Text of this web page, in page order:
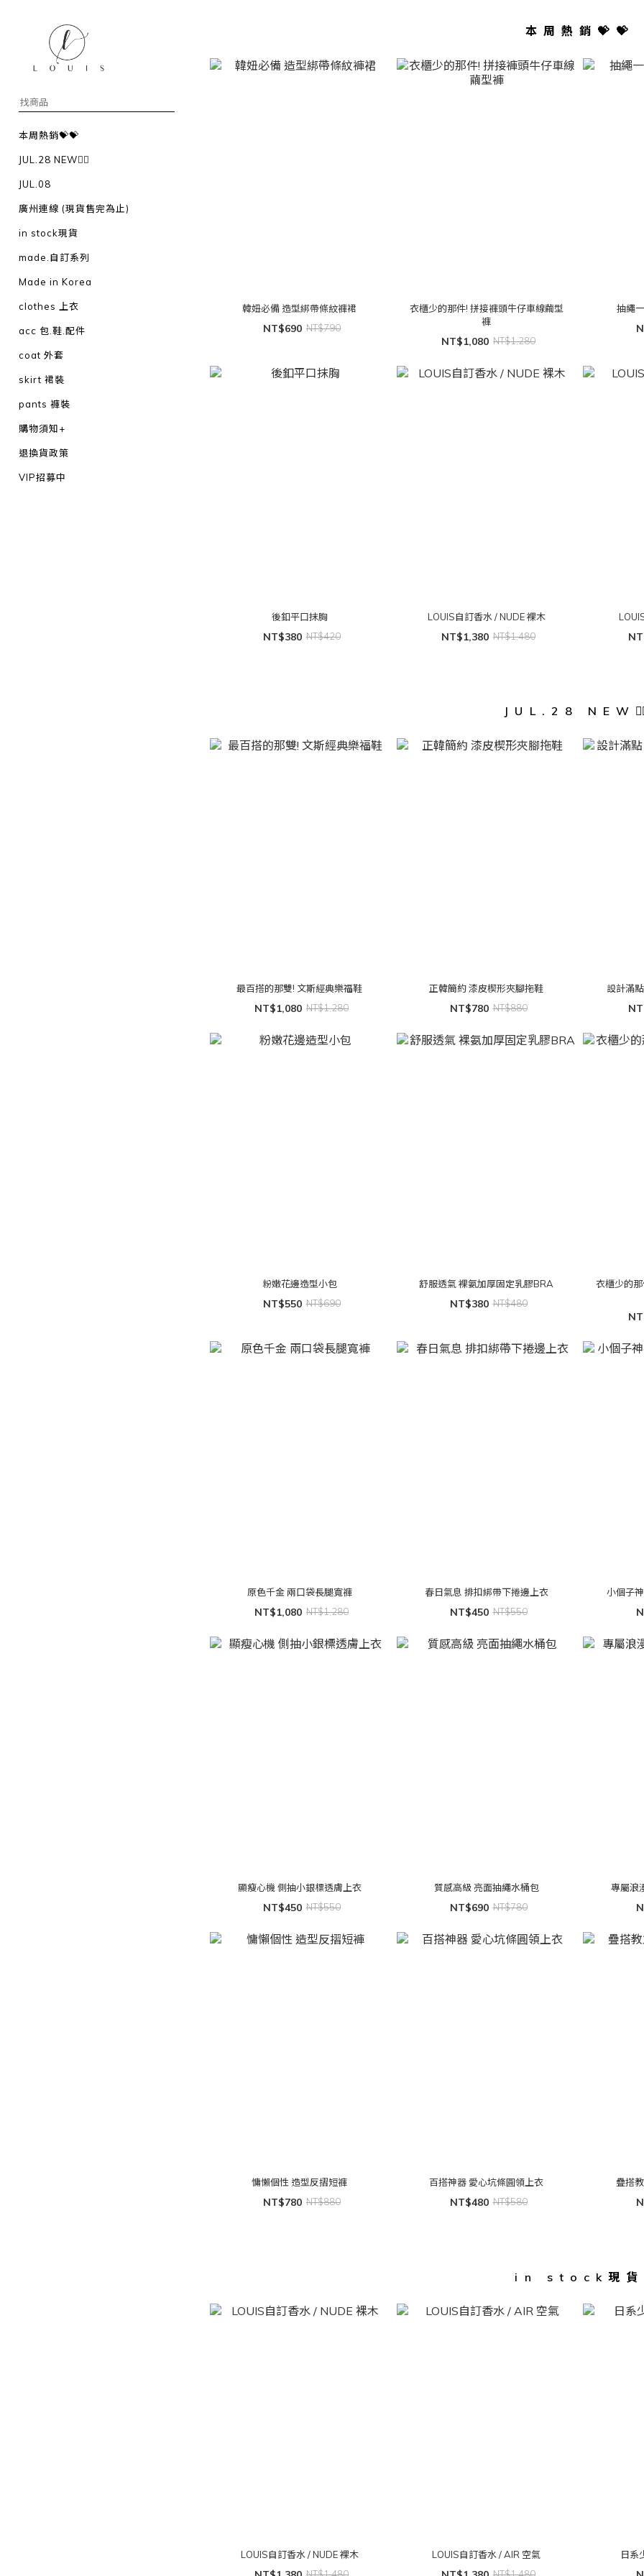
本周熱銷💝💝
JUL.28 NEW❤️‍🔥
JUL.08
廣州連線 (現貨售完為止)
in stock現貨
made.自訂系列
Made in Korea
clothes 上衣
acc 包.鞋.配件
coat 外套
skirt 裙裝
pants 褲裝
購物須知+
退換貨政策
VIP招募中
本周熱銷💝💝
韓妞必備 造型綁帶條紋褲裙
NT$690 NT$790
衣櫃少的那件! 拼接褲頭牛仔車線繭型
褲
NT$1,080 NT$1,280
抽繩
後釦平口抹胸
NT$380 NT$420
LOUIS自訂香水 / NUDE 裸木
NT$1,380 NT$1,480
JUL.28
最百搭的那雙! 文斯經典樂福鞋
NT$1,080 NT$1,280
正韓簡約 漆皮楔形夾腳拖鞋
NT$780 NT$880
設計滿
粉嫩花邊造型小包
NT$550 NT$690
舒服透氣 裸氨加厚固定乳膠BRA
NT$380 NT$480
衣櫃少的
原色千金 兩口袋長腿寬褲
NT$1,080 NT$1,280
春日氣息 排扣綁帶下捲邊上衣
NT$450 NT$550
小個子
顯瘦心機 側抽小銀標透膚上衣
NT$450 NT$550
質感高級 亮面抽繩水桶包
NT$690 NT$780
慵懶個性 造型反摺短褲
NT$780 NT$880
百搭神器 愛心坑條圓領上衣
NT$480 NT$580
疊搭
in stock現貨
LOUIS自訂香水 / NUDE 裸木 LOUIS自訂香水 / AIR 空氣 日系